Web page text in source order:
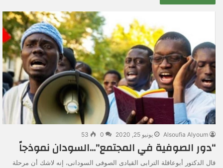
Alsoufia Alyoum يونيو 25, 2020 0
53
“دور الصوفية في المجتمع”…السودان نموذجاً
قال الدكتور أبوعاقلة الترابى القيادى الصوفى السودانى، إنه لاشك أن مرحلة